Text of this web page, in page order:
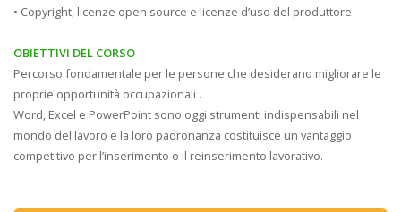
• Copyright, licenze open source e licenze d’uso del produttore
OBIETTIVI DEL CORSO
Percorso fondamentale per le persone che desiderano migliorare le
proprie opportunità occupazionali .
Word, Excel e PowerPoint sono oggi strumenti indispensabili nel
mondo del lavoro e la loro padronanza costituisce un vantaggio
competitivo per l’inserimento o il reinserimento lavorativo.